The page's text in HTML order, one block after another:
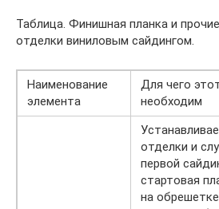
Таблица. Финишная планка и
отделки виниловым сайдингом.
Наименование
элемента
Для чего
необходим
отделки и
первой
стартовая
на